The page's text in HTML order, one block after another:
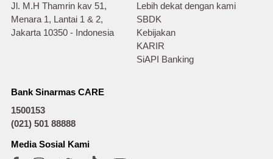
Jl. M.H Thamrin kav 51,
Menara 1, Lantai 1 & 2,
Jakarta 10350 - Indonesia
Lebih dekat dengan kami
SBDK
Kebijakan
KARIR
SiAPI Banking
Bank Sinarmas CARE
1500153
(021) 501 88888
Media Sosial Kami